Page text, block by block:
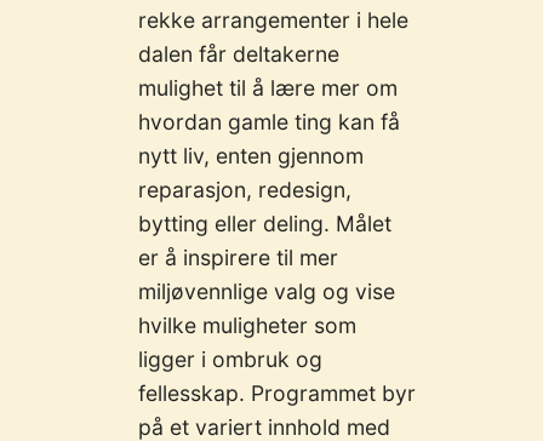
rekke arrangementer i hele
dalen får deltakerne
mulighet til å lære mer om
hvordan gamle ting kan få
nytt liv, enten gjennom
reparasjon, redesign,
bytting eller deling. Målet
er å inspirere til mer
miljøvennlige valg og vise
hvilke muligheter som
ligger i ombruk og
fellesskap. Programmet byr
på et variert innhold med